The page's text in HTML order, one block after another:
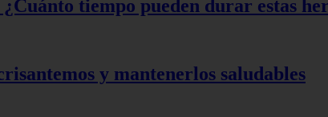
tiempo pueden durar estas
y mantenerlos saludables